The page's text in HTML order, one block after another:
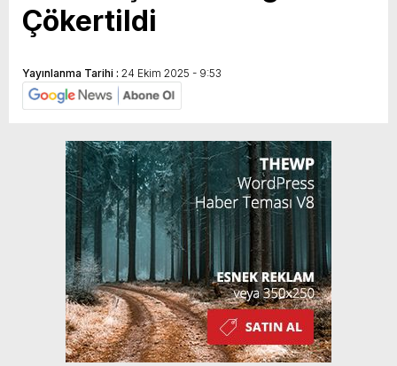
Çökertildi
Yayınlanma Tarihi : 24 Ekim 2025 - 9:53